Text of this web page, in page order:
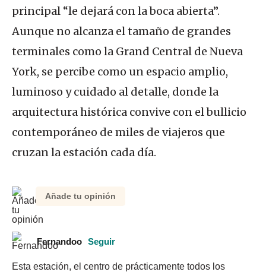
principal “le dejará con la boca abierta”.
Aunque no alcanza el tamaño de grandes
terminales como la Grand Central de Nueva
York, se percibe como un espacio amplio,
luminoso y cuidado al detalle, donde la
arquitectura histórica convive con el bullicio
contemporáneo de miles de viajeros que
cruzan la estación cada día.
Añade tu opinión
Fernandoo Seguir
Esta estación, el centro de prácticamente todos los